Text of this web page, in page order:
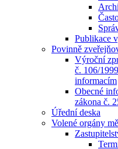
Publikace
Povinně
Výroční
č. 106/
informacím
Obecné
zákona č.
Úřední deska
Volené orgány